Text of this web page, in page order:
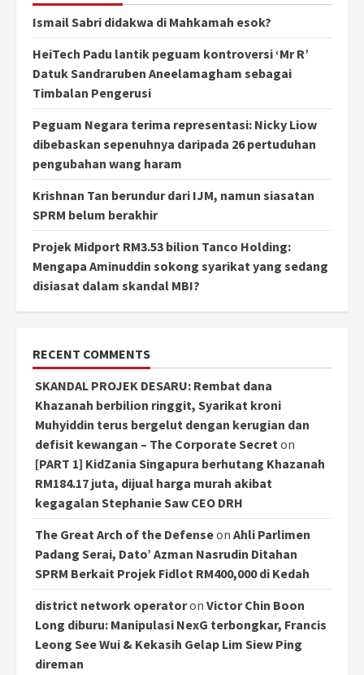
Ismail Sabri didakwa di Mahkamah esok?
HeiTech Padu lantik peguam kontroversi ‘Mr R’
Datuk Sandraruben Aneelamagham sebagai
Timbalan Pengerusi
Peguam Negara terima representasi: Nicky Liow
dibebaskan sepenuhnya daripada 26 pertuduhan
pengubahan wang haram
Krishnan Tan berundur dari IJM, namun siasatan
SPRM belum berakhir
Projek Midport RM3.53 bilion Tanco Holding:
Mengapa Aminuddin sokong syarikat yang sedang
disiasat dalam skandal MBI?
RECENT COMMENTS
SKANDAL PROJEK DESARU: Rembat dana
Khazanah berbilion ringgit, Syarikat kroni
Muhyiddin terus bergelut dengan kerugian dan
defisit kewangan – The Corporate Secreton
[PART 1] KidZania Singapura berhutang Khazanah
RM184.17 juta, dijual harga murah akibat
kegagalan Stephanie Saw CEO DRH
The Great Arch of the Defenseon Ahli Parlimen
Padang Serai, Dato’ Azman Nasrudin Ditahan
SPRM Berkait Projek Fidlot RM400,000 di Kedah
district network operatoron Victor Chin Boon
Long diburu: Manipulasi NexG terbongkar, Francis
Leong See Wui & Kekasih Gelap Lim Siew Ping
direman